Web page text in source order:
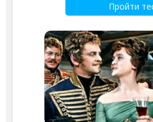
Пройти